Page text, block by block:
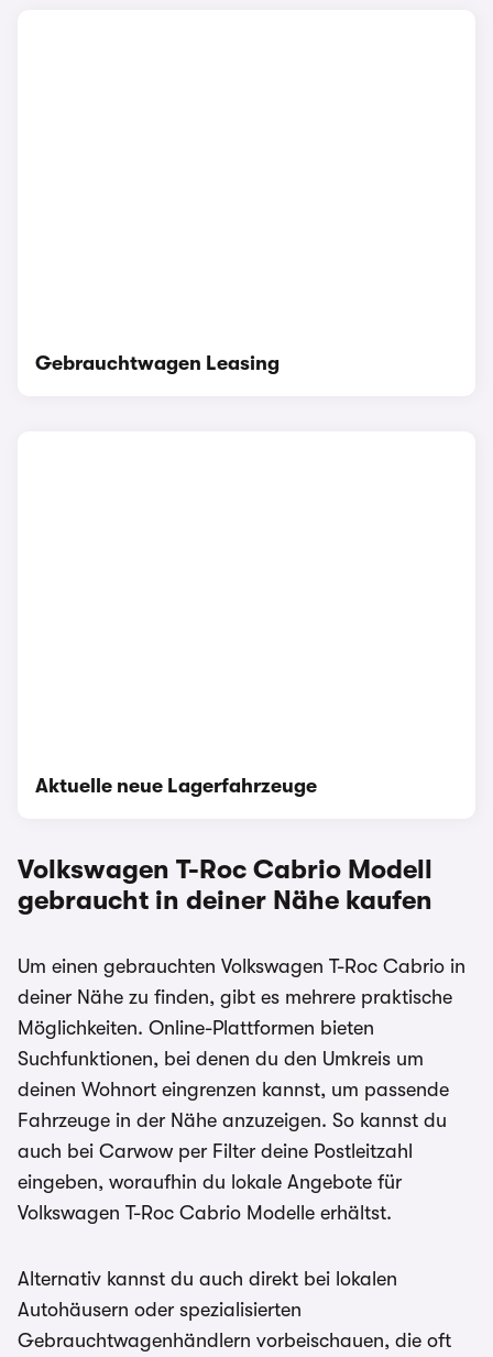
Gebrauchtwagen Leasing
Aktuelle neue Lagerfahrzeuge
Volkswagen T-Roc Cabrio Modell
gebraucht in deiner Nähe kaufen
Um einen gebrauchten Volkswagen T-Roc Cabrio in
deiner Nähe zu finden, gibt es mehrere praktische
Möglichkeiten. Online-Plattformen bieten
Suchfunktionen, bei denen du den Umkreis um
deinen Wohnort eingrenzen kannst, um passende
Fahrzeuge in der Nähe anzuzeigen. So kannst du
auch bei Carwow per Filter deine Postleitzahl
eingeben, woraufhin du lokale Angebote für
Volkswagen T-Roc Cabrio Modelle erhältst.
Alternativ kannst du auch direkt bei lokalen
Autohäusern oder spezialisierten
Gebrauchtwagenhändlern vorbeischauen, die oft